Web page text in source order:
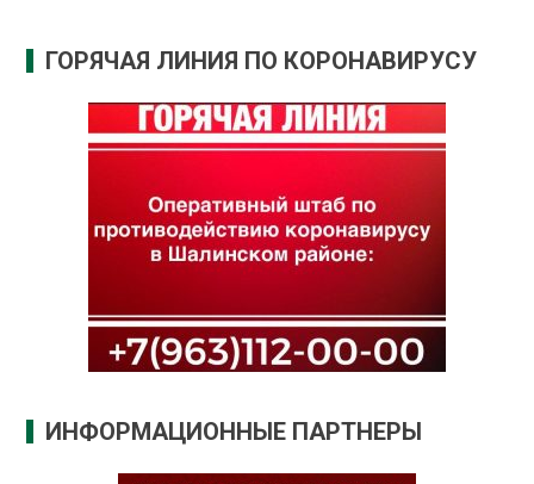
ГОРЯЧАЯ ЛИНИЯ ПО КОРОНАВИРУСУ
ИНФОРМАЦИОННЫЕ ПАРТНЕРЫ